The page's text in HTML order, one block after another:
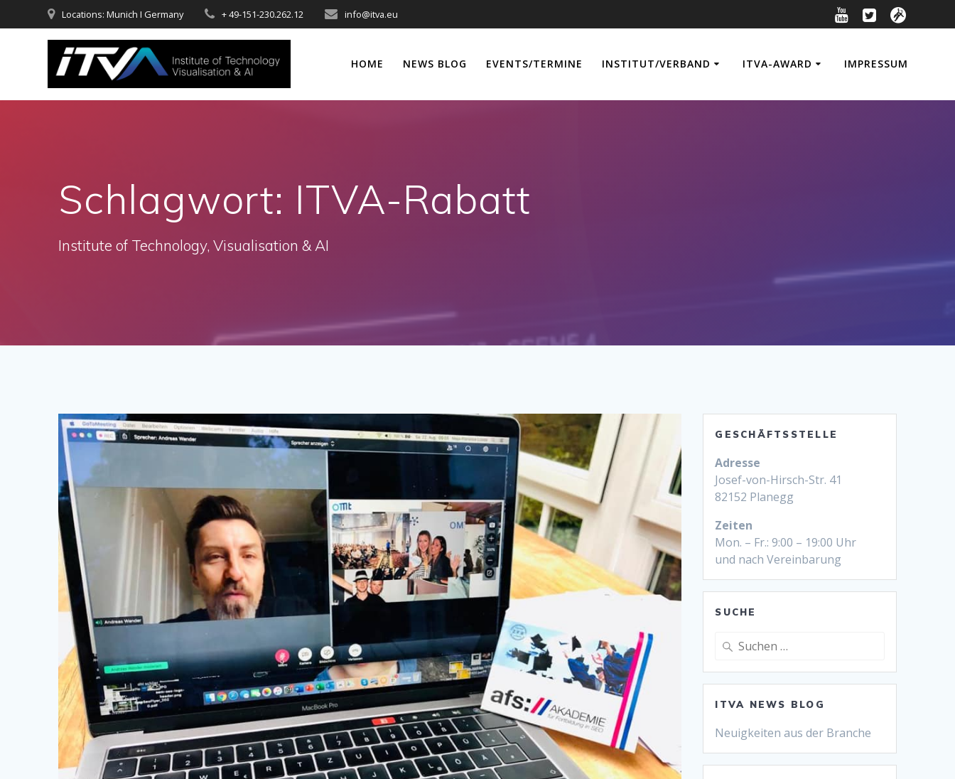
Inhalt
Locations: Munich I Germany + 49-151-230.262.12 info@itva.eu
HOME NEWS BLOG EVENTS/TERMINE INSTITUT/VERBAND ITVA-AWARD IMPRESSUM
Schlagwort: ITVA-Rabatt
Institute of Technology, Visualisation & AI
GESCHÄFTSSTELLE
Adresse
Josef-von-Hirsch-Str. 41
82152 Planegg
Zeiten
Mon. – Fr.: 9:00 – 19:00 Uhr
und nach Vereinbarung
SUCHE
Suche
ITVA NEWS BLOG
Neuigkeiten aus der Branche